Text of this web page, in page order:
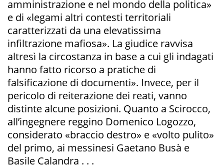
amministrazione e nel mondo della politica»
e di «legami altri contesti territoriali
caratterizzati da una elevatissima
infiltrazione mafiosa». La giudice ravvisa
altresì la circostanza in base a cui gli indagati
hanno fatto ricorso a pratiche di
falsificazione di documenti». Invece, per il
pericolo di reiterazione dei reati, vanno
distinte alcune posizioni. Quanto a Scirocco,
all’ingegnere reggino Domenico Logozzo,
considerato «braccio destro» e «volto pulito»
del primo, ai messinesi Gaetano Busà e
Basile Calandra . . .